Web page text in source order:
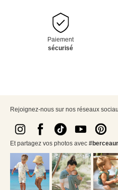
Paiement
sécurisé
Rejoignez-nous sur nos réseaux
Et partagez vos photos avec